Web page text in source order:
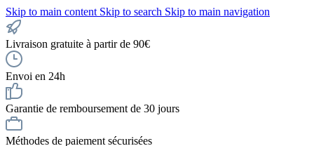
Skip to main content Skip to search Skip to main navigation
Livraison gratuite à partir de 90€
Envoi en 24h
Garantie de remboursement de 30 jours
Méthodes de paiement sécurisées